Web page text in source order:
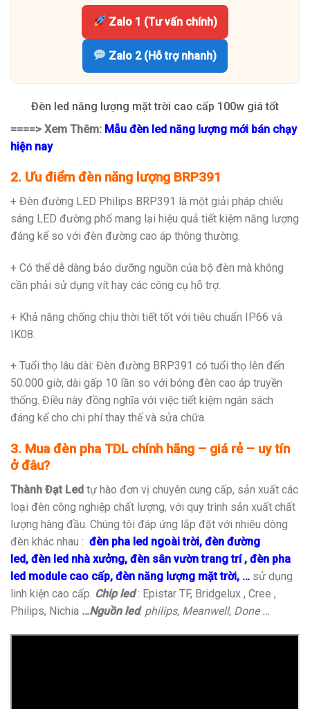
Zalo 1 (Tư vấn chính)
Zalo 2 (Hỗ trợ nhanh)
Đèn led năng lượng mặt trời cao cấp 100w giá tốt
====> Xem Thêm: Mẫu đèn led năng lượng mới bán chạy
hiện nay
2. Ưu điểm đèn năng lượng BRP391
+ Đèn đường LED Philips BRP391 là một giải pháp chiếu
sáng LED đường phố mang lại hiệu quả tiết kiệm năng lượng
đáng kể so với đèn đường cao áp thông thường.
+ Có thể dễ dàng bảo dưỡng nguồn của bộ đèn mà không
cần phải sử dụng vít hay các công cụ hỗ trợ.
+ Khả năng chống chịu thời tiết tốt với tiêu chuẩn IP66 và
IK08.
+ Tuổi thọ lâu dài: Đèn đường BRP391 có tuổi thọ lên đến
50.000 giờ, dài gấp 10 lần so với bóng đèn cao áp truyền
thống. Điều này đồng nghĩa với việc tiết kiệm ngân sách
đáng kể cho chi phí thay thế và sửa chữa.
3. Mua đèn pha TDL chính hãng – giá rẻ – uy tín
ở đâu?
Thành Đạt Led tự hào đơn vị chuyên cung cấp, sản xuất các
loại đèn công nghiệp chất lượng, với quy trình sản xuất chất
lượng hàng đầu. Chúng tôi đáp ứng lắp đặt với nhiêu dòng
đèn khác nhau : đèn pha led ngoài trời, đèn đường
led, đèn led nhà xưởng, đèn sân vườn trang trí, đèn pha
led module cao cấp, đèn năng lượng mặt trời, … sử dụng
linh kiện cao cấp. Chip led: Epistar TF, Bridgelux , Cree ,
Philips, Nichia …Nguồn led: philips, Meanwell, Done …